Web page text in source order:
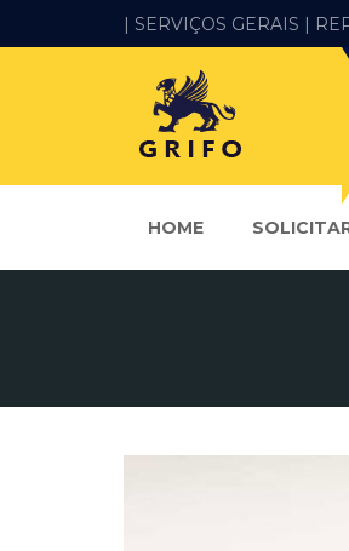
| SERVIÇOS GERAIS |
HOME